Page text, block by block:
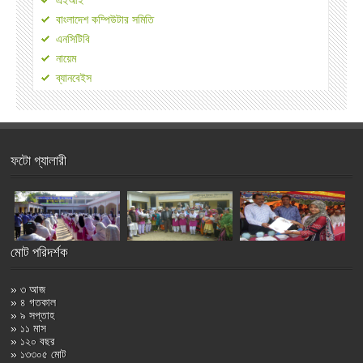
বাংলাদেশ কম্পিউটার সমিতি
এনসিটিবি
নায়েম
ব্যানবেইস
ফটো গ্যালারী
মোট পরিদর্শক
» ৩ আজ
» ৪ গতকাল
» ৯ সপ্তাহ
» ১১ মাস
» ১২০ বছর
» ১৩৩০৫ মোট